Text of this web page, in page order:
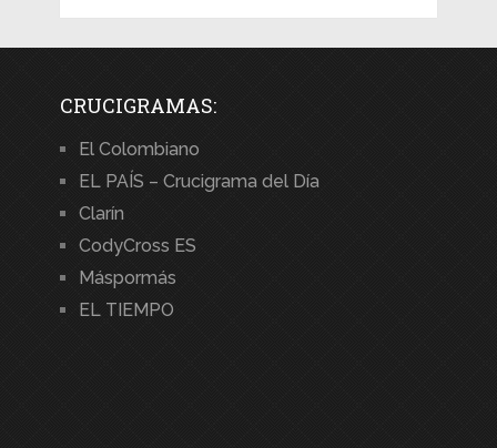
CRUCIGRAMAS:
El Colombiano
EL PAÍS – Crucigrama del Día
Clarín
CodyCross ES
Máspormás
EL TIEMPO